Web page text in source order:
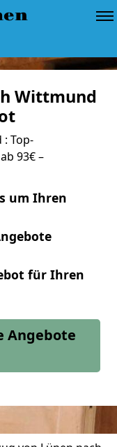
Wittmund
Top-
93€ –
um Ihren
für Ihren
Angebote